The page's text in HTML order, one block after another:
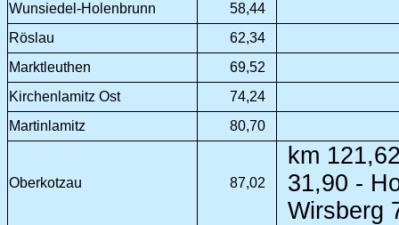
Wunsiedel-Holenbrunn
58,44
Röslau
62,34
Marktleuthen
69,52
Kirchenlamitz Ost
74,24
Martinlamitz
80,70
Oberkotzau 87,02
km
31,90 -
Wirsberg